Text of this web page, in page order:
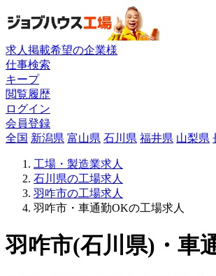
求人掲載希望の企業様
仕事検索
キープ
閲覧履歴
ログイン
会員登録
全国 新潟県 富山県 石川県 福井県 山梨県
工場・製造業求人
石川県の工場求人
羽咋市の工場求人
羽咋市・車通勤OKの工場求人
羽咋市(石川県)・車